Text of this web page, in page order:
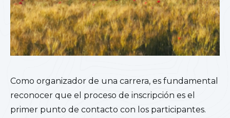
Como organizador de una carrera, es fundamental
reconocer que el proceso de inscripción es el
primer punto de contacto con los participantes.